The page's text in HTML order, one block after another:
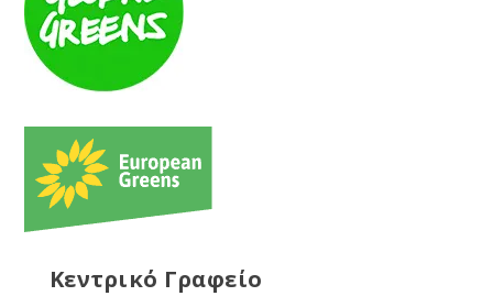
Κεντρικό Γραφείο